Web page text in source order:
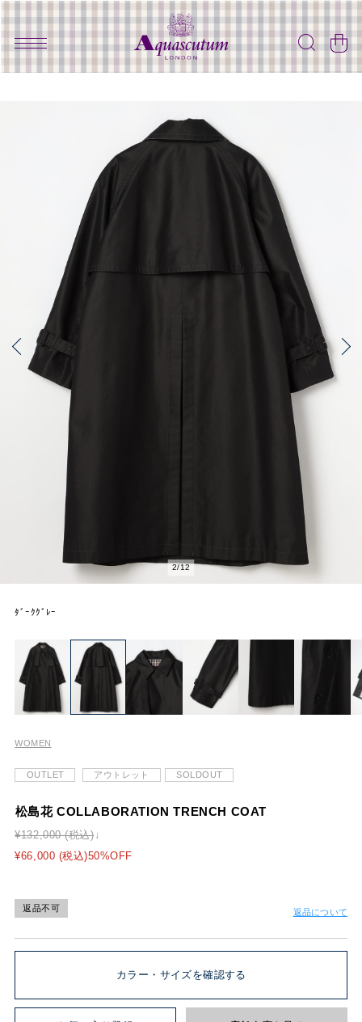
2/12
ﾀﾞｰｸｸﾞﾚｰ
WOMEN
OUTLET アウトレット SOLDOUT
松島花 COLLABORATION TRENCH COAT
¥132,000 (税込)
¥66,000 (税込)50%OFF
返品不可 返品について
カラー・サイズを確認する